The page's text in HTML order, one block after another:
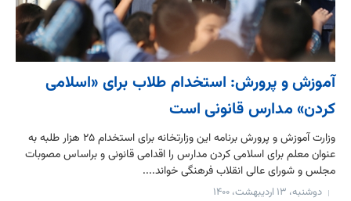
آموزش و پرورش: استخدام طلاب برای «اسلامی
کردن» مدارس قانونی است
وزارت آموزش‌ و‌ پرورش برنامه این وزارتخانه برای استخدام ۲۵ هزار طلبه به
عنوان معلم برای اسلامی کردن مدارس را اقدامی قانونی و براساس مصوبات
مجلس و شورای عالی انقلاب فرهنگی خواند....
دوشنبه، ۱۳ اردیبهشت، ۱۴۰۰